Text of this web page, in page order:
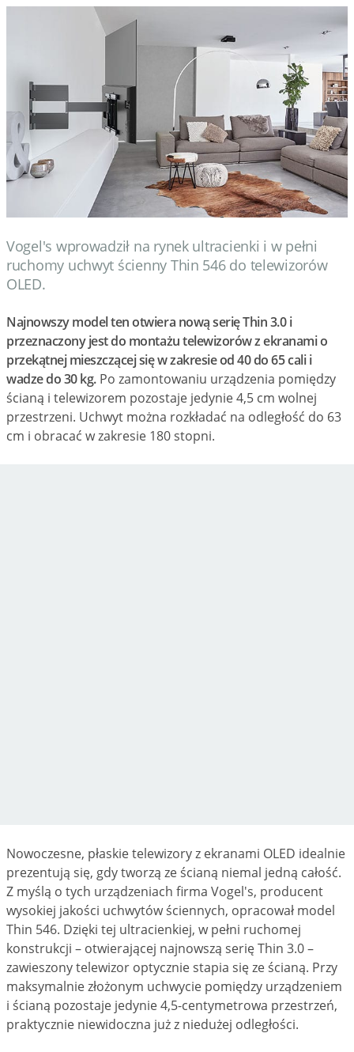
Vogel's wprowadził na rynek ultracienki i w pełni
ruchomy uchwyt ścienny Thin 546 do telewizorów
OLED.
Najnowszy model ten otwiera nową serię Thin 3.0 i
przeznaczony jest do montażu telewizorów z ekranami o
przekątnej mieszczącej się w zakresie od 40 do 65 cali i
wadze do 30 kg.Po zamontowaniu urządzenia pomiędzy
ścianą i telewizorem pozostaje jedynie 4,5 cm wolnej
przestrzeni. Uchwyt można rozkładać na odległość do 63
cm i obracać w zakresie 180 stopni.
Nowoczesne, płaskie telewizory z ekranami OLED idealnie
prezentują się, gdy tworzą ze ścianą niemal jedną całość.
Z myślą o tych urządzeniach firma Vogel's, producent
wysokiej jakości uchwytów ściennych, opracował model
Thin 546. Dzięki tej ultracienkiej, w pełni ruchomej
konstrukcji – otwierającej najnowszą serię Thin 3.0 –
zawieszony telewizor optycznie stapia się ze ścianą. Przy
maksymalnie złożonym uchwycie pomiędzy urządzeniem
i ścianą pozostaje jedynie 4,5-centymetrowa przestrzeń,
praktycznie niewidoczna już z niedużej odległości.